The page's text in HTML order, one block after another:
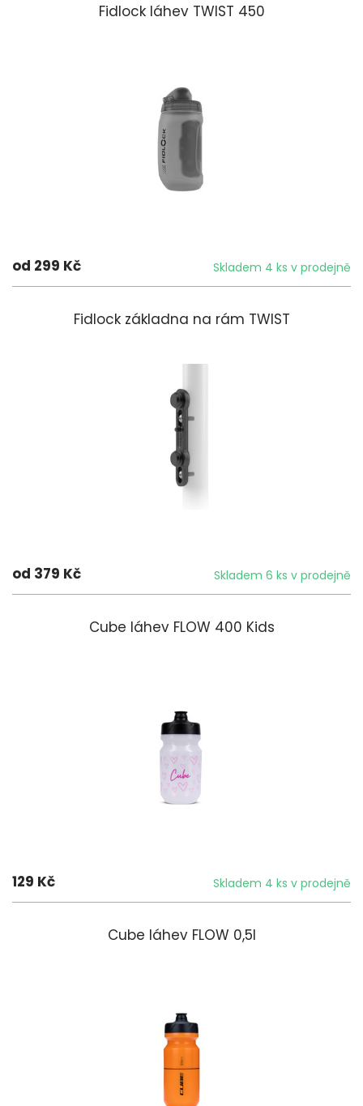
Fidlock láhev TWIST 450
od 299 Kč Skladem 4 ks v prodejně
Fidlock základna na rám TWIST
od 379 Kč Skladem 6 ks v prodejně
Cube láhev FLOW 400 Kids
129 Kč Skladem 4 ks v prodejně
Cube láhev FLOW 0,5l